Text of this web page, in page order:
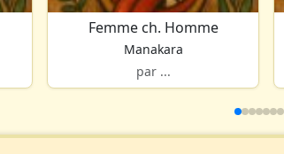
Femme ch. Homme
Manakara
par ...